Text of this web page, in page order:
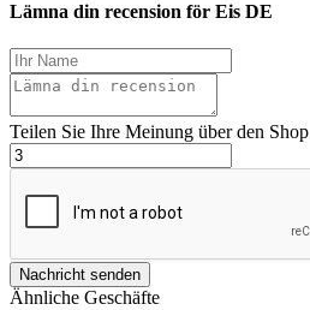
Lämna din recension för Eis DE
Teilen Sie Ihre Meinung über den Shop
Nachricht senden
Ähnliche Geschäfte